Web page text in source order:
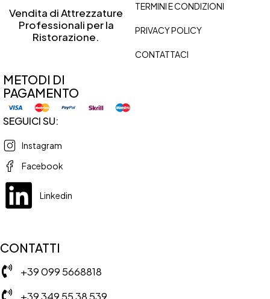
Vendita di Attrezzature
Professionali per la
Ristorazione.
TERMINI E CONDIZIONI
PRIVACY POLICY
CONTATTACI
METODI DI
PAGAMENTO
SEGUICI SU:
Instagram
Facebook
Linkedin
CONTATTI
+39 099 5668818
+39 349 55 38 539